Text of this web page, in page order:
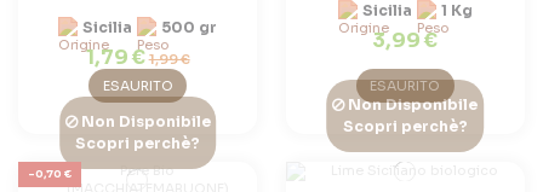
Sicilia 500 gr
1,79 €1,99 €
ESAURITO
Sicilia 1 Kg
3,99 €
ESAURITO
-0,70 €
Non Disponibile
Scopri perchè?
Non Disponibile
Scopri perchè?